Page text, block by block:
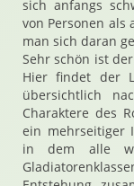
sich anfangs
von Personen als
man sich daran
Sehr schön ist
Hier findet der
übersichtlich
Charaktere des
ein mehrseitiger
in dem alle